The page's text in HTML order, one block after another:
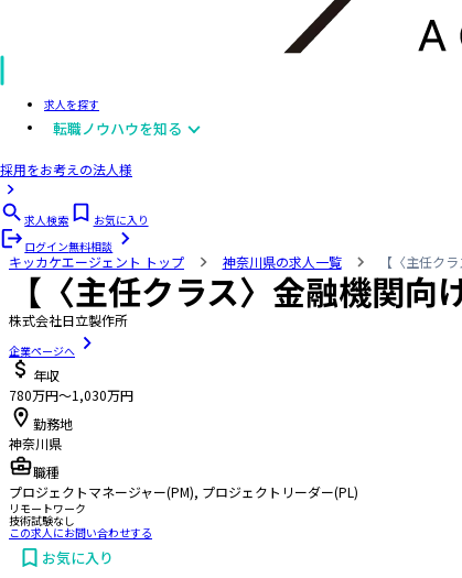
求人を探す
転職ノウハウを知る
採用をお考えの法人様
求人検索
お気に入り
ログイン無料相談
キッカケエージェント トップ 神奈川県の求人一覧 【〈主任ク
【〈主任クラス〉金融機関
株式会社日立製作所
企業ページへ
年収
780万円〜1,030万円
勤務地
神奈川県
職種
プロジェクトマネージャー(PM), プロジェクトリーダー(PL)
リモートワーク
技術試験なし
この求人にお問い合わせする
お気に入り